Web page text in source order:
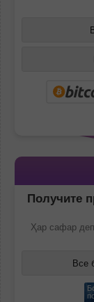
Получите
Ҳар сафар
Все